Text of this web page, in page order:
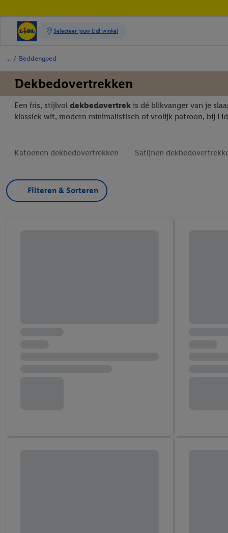
/ Beddengoed
Dekbedovertrekken
Een fris, stijlvol dekbedovertrek is dé blikvanger van je
klassiek wit, modern minimalistisch of vrolijk patroon, bij
Katoenen dekbedovertrekken Satijnen
Filteren & Sorteren